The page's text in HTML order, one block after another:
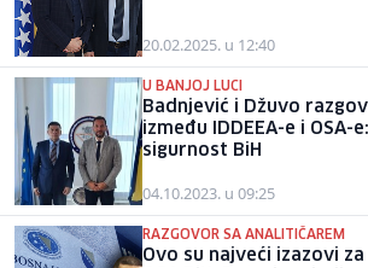
20.02.2025. u 12:40
U BANJOJ LUCI
Badnjević i Džuvo
između IDDEEA-e i OSA-
sigurnost BiH
04.10.2023. u 09:25
RAZGOVOR SA ANALITIČAREM
Ovo su najveći izazovi